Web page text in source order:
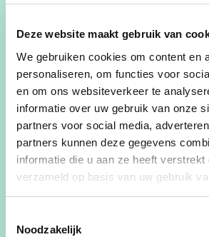
Deze website maakt gebruik van
We gebruiken cookies om content en
personaliseren, om functies voor
en om ons websiteverkeer te
informatie over uw gebruik van onze
partners voor social media,
partners kunnen deze gegevens
informatie die u aan ze heeft verstrekt
verzameld op basis van uw gebruik
Noodzakelijk
"Met een hart voor
gemeente"
Wie is Diane?
Daan, Gust en Nora